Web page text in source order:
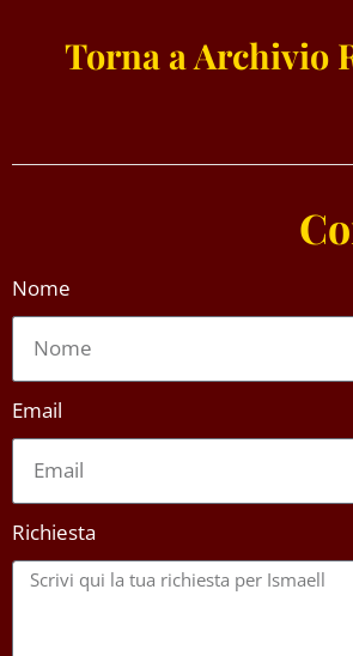
Torna a Archivio
Nome
Email
Richiesta